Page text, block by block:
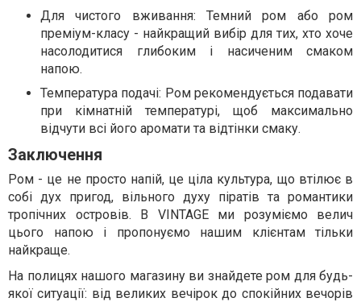
Для чистого вживання: Темний ром або ром
преміум-класу - найкращий вибір для тих, хто хоче
насолодитися глибоким і насиченим смаком
напою.
Температура подачі: Ром рекомендується подавати
при кімнатній температурі, щоб максимально
відчути всі його аромати та відтінки смаку.
Заключення
Ром - це не просто напій, це ціла культура, що втілює в
собі дух пригод, вільного духу піратів та романтики
тропічних островів. В VINTAGE ми розуміємо велич
цього напою і пропонуємо нашим клієнтам тільки
найкраще.
На полицях нашого магазину ви знайдете ром для будь-
якої ситуації: від великих вечірок до спокійних вечорів